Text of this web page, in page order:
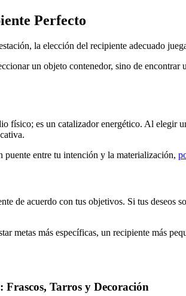
Perfecto
la elección del recipiente adecuado
un objeto contenedor, sino de
físico; es un catalizador energético. Al elegir
puente entre tu intención y la materialización,
de acuerdo con tus objetivos. Si tus deseos
metas más específicas, un recipiente más
Frascos, Tarros y Decoración